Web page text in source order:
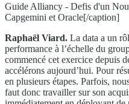
Guide Alliancy - Defis d'un
Capgemini et Oracle[/caption]
Raphaël Viard. La data a un
performance à l’échelle du
commencé cet exercice depuis
accélérons aujourd’hui. Pour
en plusieurs étapes. Parfois,
faut donc travailler sur son